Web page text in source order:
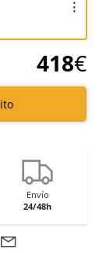
418€
Envío
24/48h